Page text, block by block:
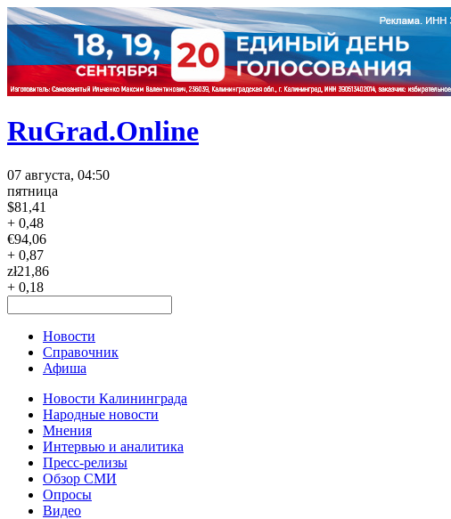
RuGrad.Online
07 августа, 04:50
пятница
$81,41
+ 0,48
€94,06
+ 0,87
zł21,86
+ 0,18
Новости
Справочник
Афиша
Новости Калининграда
Народные новости
Мнения
Интервью и аналитика
Пресс-релизы
Обзор СМИ
Опросы
Видео